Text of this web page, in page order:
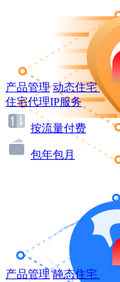
产品管理 动态住宅
住宅代理IP服务
按流量付费
包年包月
产品管理 静态住宅